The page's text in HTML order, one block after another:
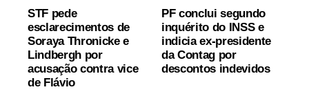
STF pede
esclarecimentos de
Soraya Thronicke e
Lindbergh por
acusação contra vice
de Flávio
PF conclui segundo
inquérito do INSS e
indicia ex-presidente
da Contag por
descontos indevidos